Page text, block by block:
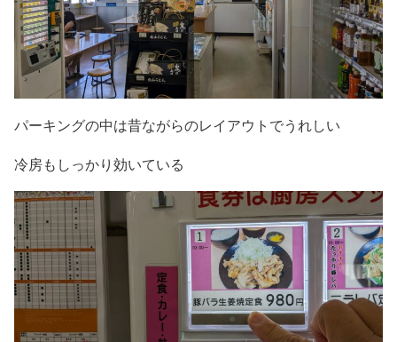
パーキングの中は昔ながらのレイアウトでうれしい
冷房もしっかり効いている